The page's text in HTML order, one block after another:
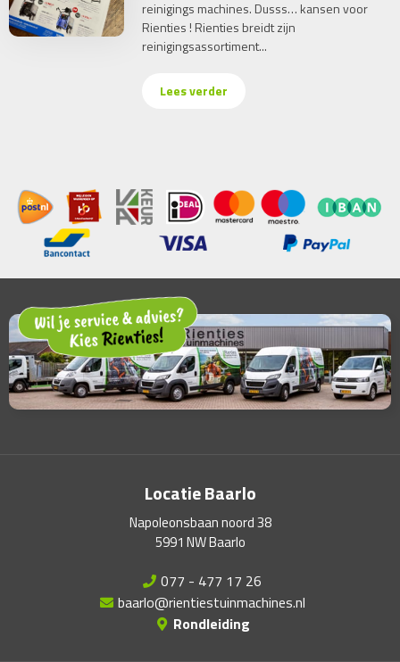
reinigings machines. Dusss… kansen voor
Rienties ! Rienties breidt zijn
reinigingsassortiment...
Lees verder
Locatie Baarlo
Napoleonsbaan noord 38
5991 NW Baarlo
077 - 477 17 26
baarlo@rientiestuinmachines.nl
Rondleiding